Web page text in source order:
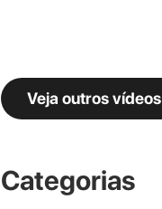
Veja outros vídeos
Categorias